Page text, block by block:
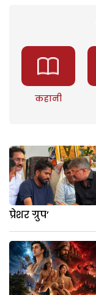
कहानी
प्रेशर ग्रुप’